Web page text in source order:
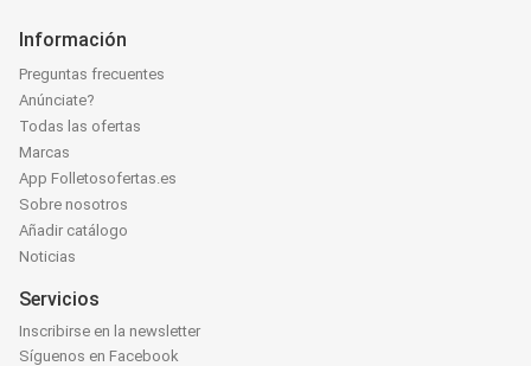
Información
Preguntas frecuentes
Anúnciate?
Todas las ofertas
Marcas
App Folletosofertas.es
Sobre nosotros
Añadir catálogo
Noticias
Servicios
Inscribirse en la newsletter
Síguenos en Facebook